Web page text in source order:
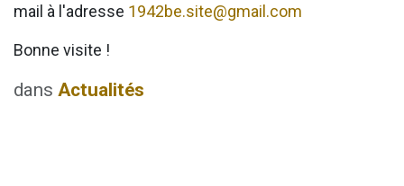
mail à l'adresse 1942be.site@gmail.com
Bonne visite !
dans Actualités